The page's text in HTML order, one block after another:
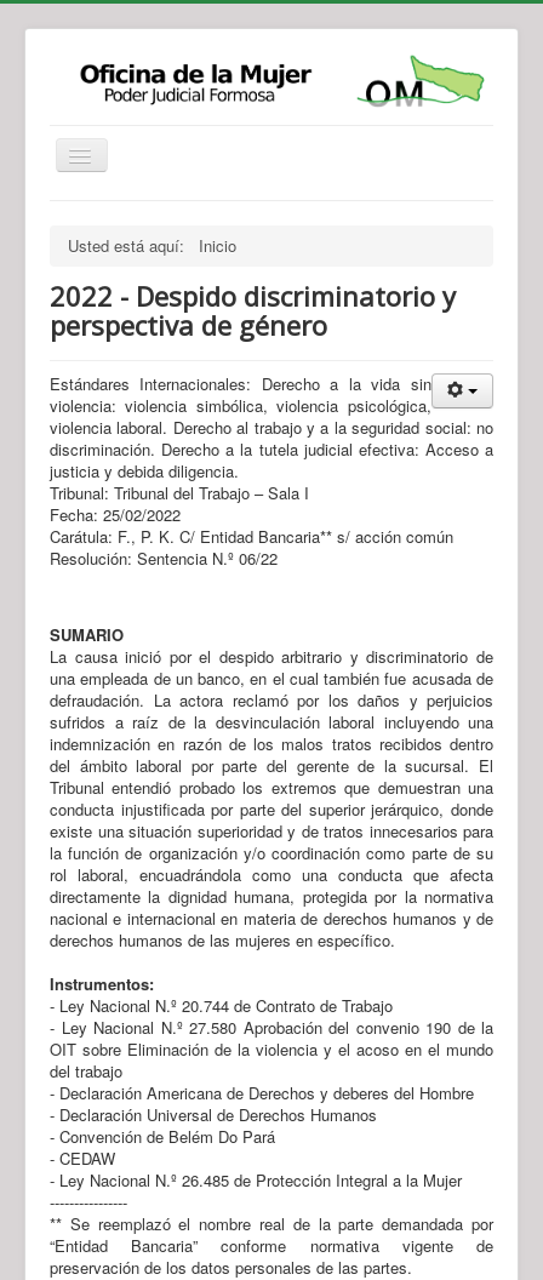
Legislación
Novedades
Recursos y Servicios de Atención
Contacto
Usted está aquí: Inicio
2022 - Despido discriminatorio y
perspectiva de género
Estándares Internacionales: Derecho a la vida sin
violencia: violencia simbólica, violencia psicológica,
violencia laboral. Derecho al trabajo y a la seguridad social: no
discriminación. Derecho a la tutela judicial efectiva: Acceso a
justicia y debida diligencia.
Tribunal: Tribunal del Trabajo – Sala I
Fecha: 25/02/2022
Carátula: F., P. K. C/ Entidad Bancaria** s/ acción común
Resolución: Sentencia N.º 06/22
SUMARIO
La causa inició por el despido arbitrario y discriminatorio de
una empleada de un banco, en el cual también fue acusada de
defraudación. La actora reclamó por los daños y perjuicios
sufridos a raíz de la desvinculación laboral incluyendo una
indemnización en razón de los malos tratos recibidos dentro
del ámbito laboral por parte del gerente de la sucursal. El
Tribunal entendió probado los extremos que demuestran una
conducta injustificada por parte del superior jerárquico, donde
existe una situación superioridad y de tratos innecesarios para
la función de organización y/o coordinación como parte de su
rol laboral, encuadrándola como una conducta que afecta
directamente la dignidad humana, protegida por la normativa
nacional e internacional en materia de derechos humanos y de
derechos humanos de las mujeres en específico.
Instrumentos:
- Ley Nacional N.º 20.744 de Contrato de Trabajo
- Ley Nacional N.º 27.580 Aprobación del convenio 190 de la
OIT sobre Eliminación de la violencia y el acoso en el mundo
del trabajo
- Declaración Americana de Derechos y deberes del Hombre
- Declaración Universal de Derechos Humanos
- Convención de Belém Do Pará
- CEDAW
- Ley Nacional N.º 26.485 de Protección Integral a la Mujer
----------------
** Se reemplazó el nombre real de la parte demandada por
“Entidad Bancaria” conforme normativa vigente de
preservación de los datos personales de las partes.